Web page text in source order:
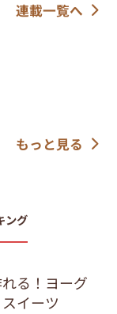
連載一覧へ
もっと見る
ング
る！ヨーグ
イーツ